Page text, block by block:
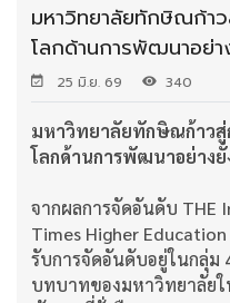
มหาวิทยาลัยทักษิณก้า
โลกด้านการพัฒนาอย่
25 มิ.ย. 69 340
มหาวิทยาลัยทักษิณก้าว
โลกด้านการพัฒนาอย่างยั่
จากผลการจัดอันดับ THE
Times Higher
รับการจัดอันดับอยู่ในกลุ่ม
บทบาทของมหาวิทยาลัยใ